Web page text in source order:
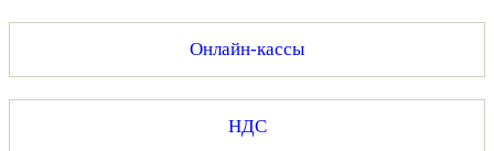
Онлайн-кассы
НДС